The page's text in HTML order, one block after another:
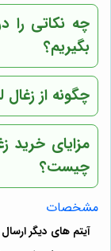
چه نکاتی را
بگیریم؟
چگونه از زغال
مزایای خرید
چیست؟
مشخصات